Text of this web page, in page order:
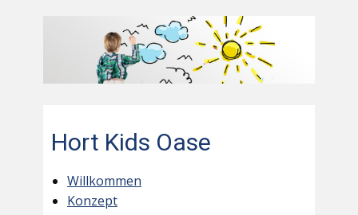
Hort Kids Oase
Willkommen
Konzept